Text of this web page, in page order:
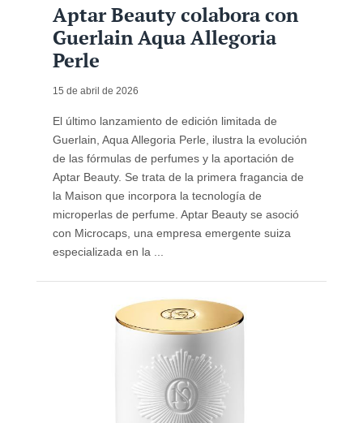
Aptar Beauty colabora con
Guerlain Aqua Allegoria
Perle
15 de abril de 2026
El último lanzamiento de edición limitada de
Guerlain, Aqua Allegoria Perle, ilustra la evolución
de las fórmulas de perfumes y la aportación de
Aptar Beauty. Se trata de la primera fragancia de
la Maison que incorpora la tecnología de
microperlas de perfume. Aptar Beauty se asoció
con Microcaps, una empresa emergente suiza
especializada en la ...